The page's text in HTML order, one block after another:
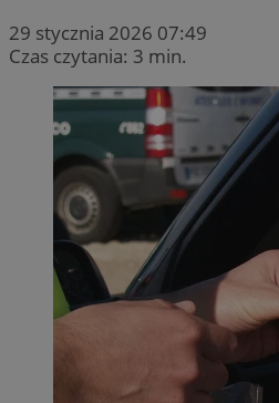
29 stycznia 2026 07:49
Czas czytania: 3 min.